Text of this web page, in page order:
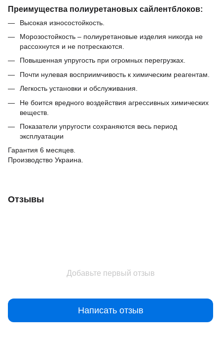
Преимущества полиуретановых сайлентблоков:
Высокая износостойкость.
Морозостойкость – полиуретановые изделия никогда не
рассохнутся и не потрескаются.
Повышенная упругость при огромных перегрузках.
Почти нулевая восприимчивость к химическим реагентам.
Легкость установки и обслуживания.
Не боится вредного воздействия агрессивных химических
веществ.
Показатели упругости сохраняются весь период
эксплуатации
Гарантия 6 месяцев.
Производство Украина.
Отзывы
Добавьте первый отзыв
Написать отзыв